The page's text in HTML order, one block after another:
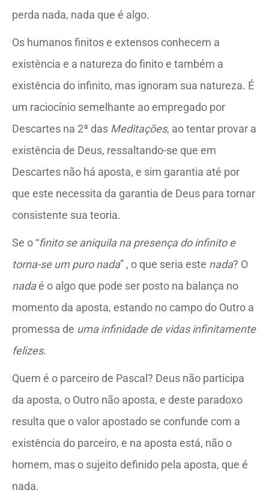
perda nada, nada que é algo.
Os humanos finitos e extensos conhecem a
existência e a natureza do finito e também a
existência do infinito, mas ignoram sua natureza. É
um raciocínio semelhante ao empregado por
Descartes na 2ª das Meditações, ao tentar provar a
existência de Deus, ressaltando-se que em
Descartes não há aposta, e sim garantia até por
que este necessita da garantia de Deus para tornar
consistente sua teoria.
Se o “finito se aniquila na presença do infinito e
torna-se um puro nada” , o que seria este nada? O
nadaé o algo que pode ser posto na balança no
momento da aposta, estando no campo do Outro a
promessa de uma infinidade de vidas infinitamente
felizes.
Quem é o parceiro de Pascal? Deus não participa
da aposta, o Outro não aposta, e deste paradoxo
resulta que o valor apostado se confunde com a
existência do parceiro, e na aposta está, não o
homem, mas o sujeito definido pela aposta, que é
nada.